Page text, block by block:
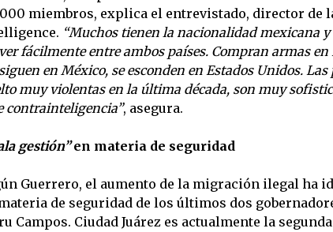
miembros, explica el entrevistado, director de
“Muchos tienen la nacionalidad mexicana y
fácilmente entre ambos países. Compran armas en
en México, se esconden en Estados Unidos.
muy violentas en la última década, son muy
contrainteligencia”, asegura.
gestión”en materia de seguridad
Guerrero, el aumento de la migración ilegal ha
de seguridad de los últimos dos
Campos. Ciudad Juárez es actualmente la